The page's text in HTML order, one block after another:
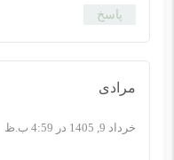
پاسخ
مرادی
خرداد 9, 1405 در 4:59 ب.ظ